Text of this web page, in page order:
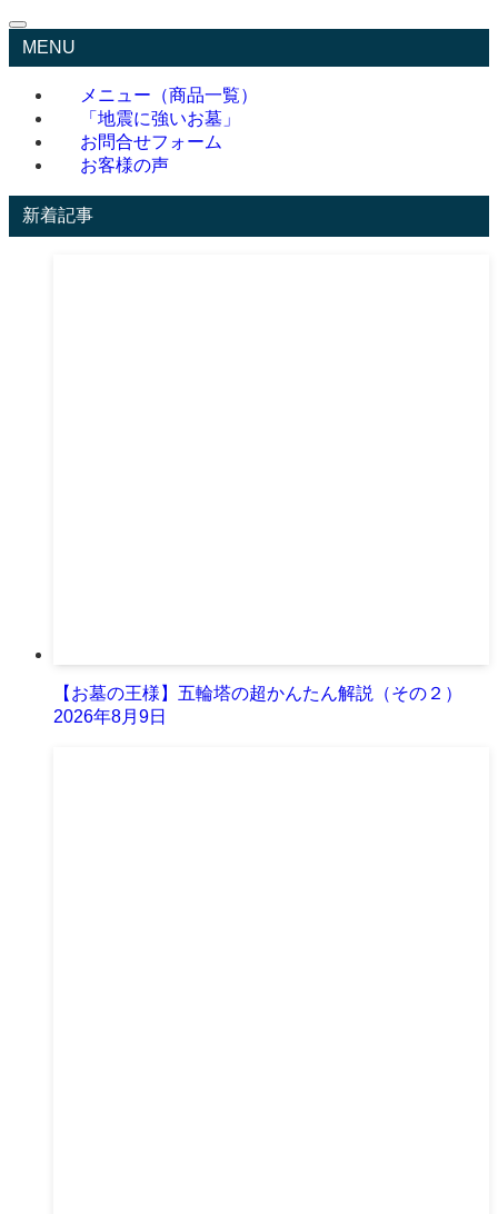
MENU
メニュー（商品一覧）
「地震に強いお墓」
お問合せフォーム
お客様の声
新着記事
【お墓の王様】五輪塔の超かんたん解説（その２）
2026年8月9日